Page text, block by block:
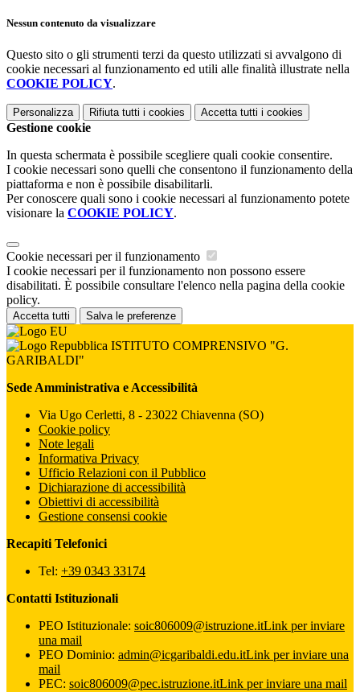
Nessun contenuto da visualizzare
Questo sito o gli strumenti terzi da questo utilizzati si avvalgono di
cookie necessari al funzionamento ed utili alle finalità illustrate nella
COOKIE POLICY.
Personalizza Rifiuta tutti i cookies Accetta tutti i cookies
Gestione cookie
In questa schermata è possibile scegliere quali cookie consentire.
I cookie necessari sono quelli che consentono il funzionamento della
piattaforma e non è possibile disabilitarli.
Per conoscere quali sono i cookie necessari al funzionamento potete
visionare la COOKIE POLICY.
Cookie necessari per il funzionamento
I cookie necessari per il funzionamento non possono essere
disabilitati. È possibile consultare l'elenco nella pagina della cookie
policy.
Accetta tutti Salva le preferenze
ISTITUTO COMPRENSIVO "G.
GARIBALDI"
Sede Amministrativa e Accessibilità
Via Ugo Cerletti, 8 - 23022 Chiavenna (SO)
Cookie policy
Note legali
Informativa Privacy
Ufficio Relazioni con il Pubblico
Dichiarazione di accessibilità
Obiettivi di accessibilità
Gestione consensi cookie
Recapiti Telefonici
Tel: +39 0343 33174
Contatti Istituzionali
PEO Istituzionale: soic806009@istruzione.itLink per inviare
una mail
PEO Dominio: admin@icgaribaldi.edu.itLink per inviare una
mail
PEC: soic806009@pec.istruzione.itLink per inviare una mail